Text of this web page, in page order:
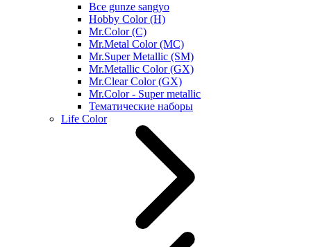
Все gunze sangyo
Hobby Color (H)
Mr.Color (C)
Mr.Metal Color (MC)
Mr.Super Metallic (SM)
Mr.Metallic Color (GX)
Mr.Clear Color (GX)
Mr.Color - Super metallic
Тематические наборы
Life Color